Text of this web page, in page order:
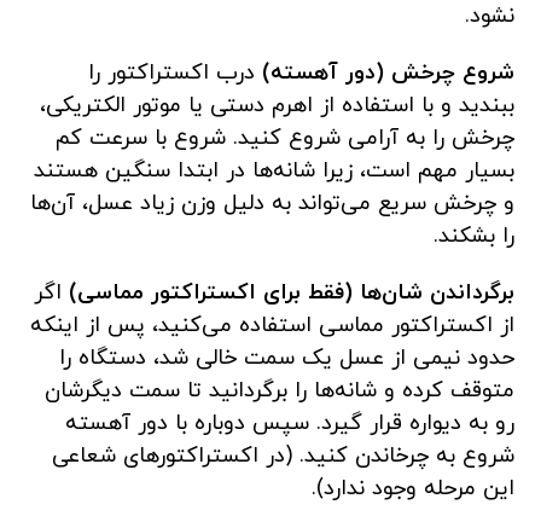
نشود.
شروع چرخش (دور آهسته) درب اکستراکتور را
ببندید و با استفاده از اهرم دستی یا موتور الکتریکی،
چرخش را به آرامی شروع کنید. شروع با سرعت کم
بسیار مهم است، زیرا شانه‌ها در ابتدا سنگین هستند
و چرخش سریع می‌تواند به دلیل وزن زیاد عسل، آن‌ها
را بشکند.
برگرداندن شان‌ها (فقط برای اکستراکتور مماسی) اگر
از اکستراکتور مماسی استفاده می‌کنید، پس از اینکه
حدود نیمی از عسل یک سمت خالی شد، دستگاه را
متوقف کرده و شانه‌ها را برگردانید تا سمت دیگرشان
رو به دیواره قرار گیرد. سپس دوباره با دور آهسته
شروع به چرخاندن کنید. (در اکستراکتورهای شعاعی
این مرحله وجود ندارد).